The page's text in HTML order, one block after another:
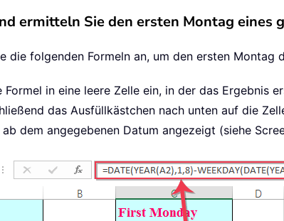
ermitteln Sie den ersten Montag eines
die folgenden Formeln an, um den ersten Montag
Formel in eine leere Zelle ein, in der das Ergebnis
das Ausfüllkästchen nach unten auf die
dem angegebenen Datum angezeigt (siehe